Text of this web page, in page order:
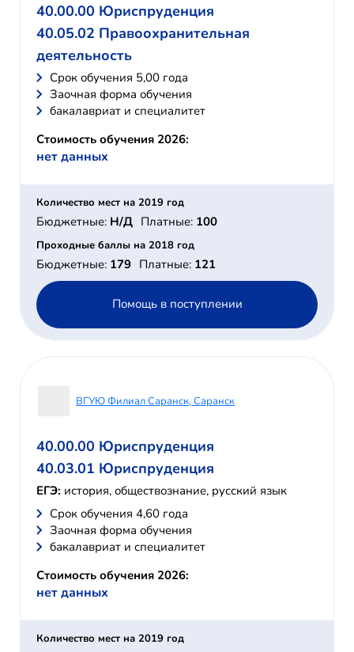
40.00.00 Юриспруденция
40.05.02 Правоохранительная
деятельность
Cрок обучения 5,00 года
Заочная форма обучения
бакалавриат и специалитет
Стоимость обучения 2026:
нет данных
Количество мест на 2019 год
Бюджетные: Н/Д Платные: 100
Проходные баллы на 2018 год
Бюджетные: 179 Платные: 121
Помощь в поступлении
ВГУЮ Филиал Саранск, Саранск
40.00.00 Юриспруденция
40.03.01 Юриспруденция
ЕГЭ: история, обществознание, русский язык
Cрок обучения 4,60 года
Заочная форма обучения
бакалавриат и специалитет
Стоимость обучения 2026:
нет данных
Количество мест на 2019 год